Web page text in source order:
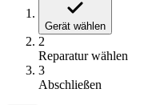
Gerät wählen
2
Reparatur wählen
3
Abschließen